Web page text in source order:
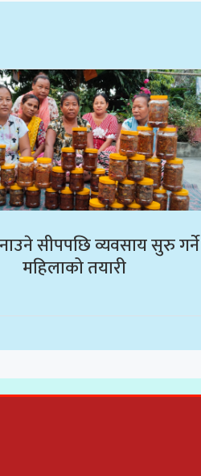
सीपपछि व्यवसाय सुरु गर्ने
महिलाको तयारी